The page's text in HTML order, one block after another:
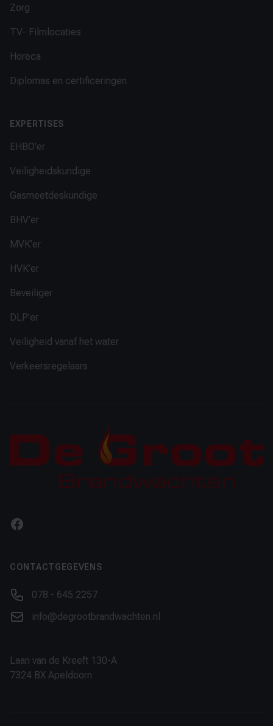
Zorg
TV- Filmlocaties
Horeca
Diplomas en certificeringen
EXPERTISES
EHBO'er
Veiligheidskundige
Gasmeetdeskundige
BHV’er
MVK’er
HVK’er
Beveiliger
DLP’er
Veiligheid vanaf het water
Verkeersregelaars
Facebook
CONTACTGEGEVENS
Phone number
078 - 645 2257
Email info@degrootbrandwachten.nl
Laan van de Kreeft 130-A
7324 BX Apeldoorn